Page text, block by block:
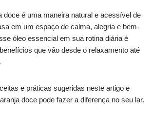
doce é uma maneira natural e acessível de
em um espaço de calma, alegria e bem-
óleo essencial em sua rotina diária é
que vão desde o relaxamento até
e práticas sugeridas neste artigo e
doce pode fazer a diferença no seu lar.